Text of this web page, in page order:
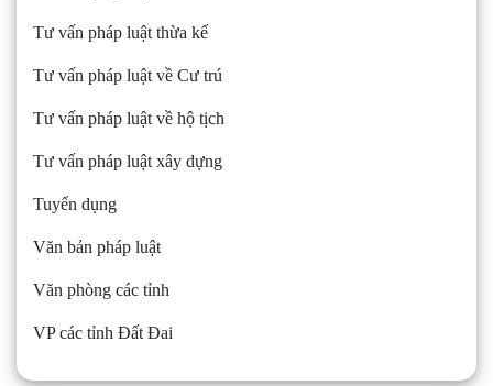
Tư vấn pháp luật thừa kế
Tư vấn pháp luật về Cư trú
Tư vấn pháp luật về hộ tịch
Tư vấn pháp luật xây dựng
Tuyển dụng
Văn bản pháp luật
Văn phòng các tỉnh
VP các tỉnh Đất Đai